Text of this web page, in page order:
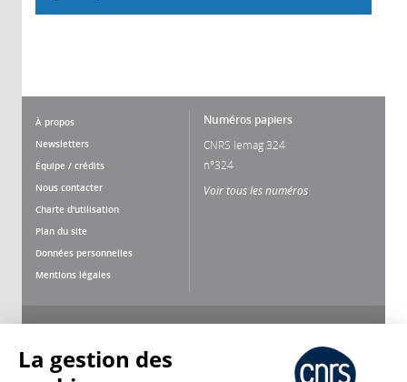
À propos
Newsletters
Équipe / crédits
Nous contacter
Charte d'utilisation
Plan du site
Données personnelles
Mentions légales
Numéros papiers
CNRS lemag 324
n°324
Voir tous les numéros
La gestion des